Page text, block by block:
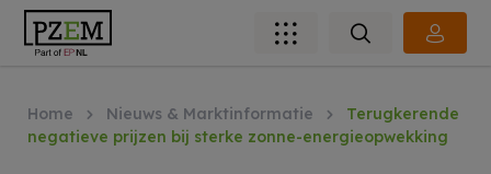
Home Nieuws & Marktinformatie
Terugkerende
negatieve prijzen bij sterke zonne-energieopwekking